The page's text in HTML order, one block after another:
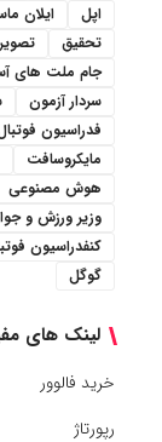
اپل
ایلان
تحقیق
جام ملت های
سردار آزمون
فدراسیون
مایکروسافت
هوش مصنوعی
وزیر ورزش و
کنفدراسیون
گوگل
لینک های
خرید فالوور
رپورتاژ